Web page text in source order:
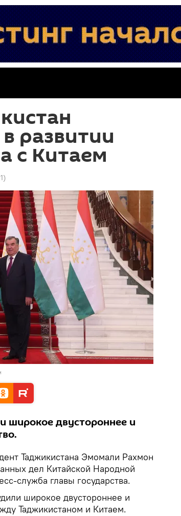
развитии
с Китаем
)
широкое двустороннее и
Таджикистана Эмомали Рахмон
дел Китайской Народной
служба главы государства.
широкое двустороннее и
Таджикистаном и Китаем.